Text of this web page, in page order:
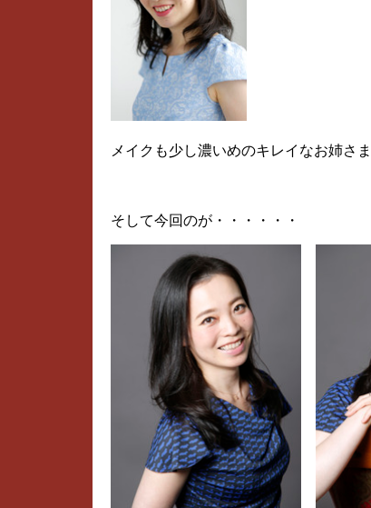
メイクも少し濃いめのキレイなお姉さま
そして今回のが・・・・・・